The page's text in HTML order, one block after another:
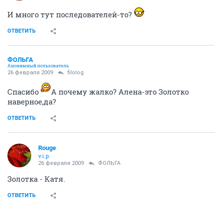
И много тут последователей-то?
ОТВЕТИТЬ
ФОЛЬГА
Анонимный пользователь
26 февраля 2009 filolog
Спасибо
А почему жалко? Алена-это Золотко
наверное,да?
ОТВЕТИТЬ
Rouge
v.i.p.
26 февраля 2009 ФОЛЬГА
Золотка - Катя.
ОТВЕТИТЬ